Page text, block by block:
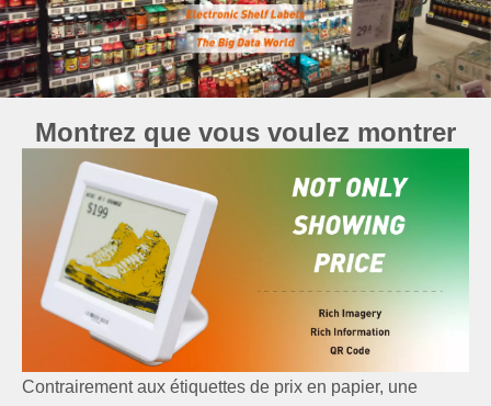
Montrez que vous voulez montrer
Contrairement aux étiquettes de prix en papier, une